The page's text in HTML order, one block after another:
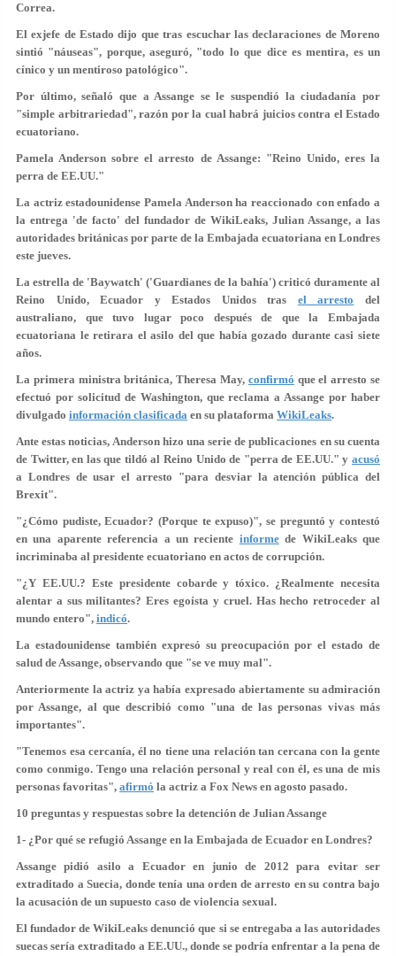
Correa.
El exjefe de Estado dijo que tras escuchar las declaraciones de Moreno
sintió "náuseas", porque, aseguró, "todo lo que dice es mentira, es un
cínico y un mentiroso patológico".
Por último, señaló que a Assange se le suspendió la ciudadanía por
"simple arbitrariedad", razón por la cual habrá juicios contra el Estado
ecuatoriano.
Pamela Anderson sobre el arresto de Assange: "Reino Unido, eres la
perra de EE.UU."
La actriz estadounidense Pamela Anderson ha reaccionado con enfado a
la entrega 'de facto' del fundador de WikiLeaks, Julian Assange, a las
autoridades británicas por parte de la Embajada ecuatoriana en Londres
este jueves.
La estrella de 'Baywatch' ('Guardianes de la bahía') criticó duramente al
Reino Unido, Ecuador y Estados Unidos tras el arresto del
australiano, que tuvo lugar poco después de que la Embajada
ecuatoriana le retirara elasilo del que había gozado durante casi siete
años.
La primera ministra británica, Theresa May, confirmó que el arresto se
efectuó por solicitud de Washington, que reclama a Assange por haber
divulgado información clasificada en su plataforma WikiLeaks.
Ante estas noticias, Anderson hizo una serie de publicaciones en su cuenta
de Twitter, en las que tildó al Reino Unido de "perra de EE.UU." yacusó
a Londres de usar el arresto "para desviar la atención pública del
Brexit".
"¿Cómo pudiste, Ecuador? (Porque te expuso)", se preguntó y contestó
en una aparente referencia a un reciente informede WikiLeaks que
incriminaba al presidente ecuatoriano en actos de corrupción.
"¿Y EE.UU.? Este presidente cobarde y tóxico. ¿Realmente necesita
alentar a sus militantes? Eres egoísta y cruel. Has hecho retroceder al
mundo entero", indicó.
La estadounidense también expresó su preocupación por el estado de
salud de Assange, observando que "se ve muy mal".
Anteriormente la actriz ya había expresado abiertamente su admiración
por Assange, al que describió como "una de las personas vivas más
importantes".
"Tenemos esa cercanía, él no tiene una relación tan cercana con la gente
como conmigo.Tengo una relación personal y real con él, es una de mis
personas favoritas", afirmó la actriz a Fox News en agosto pasado.
10 preguntas y respuestas sobre la detención de Julian Assange
1- ¿Por qué se refugió Assange en la Embajada de Ecuador en Londres?
Assange pidió asilo a Ecuador en junio de 2012 para evitar ser
extraditado a Suecia, donde tenía una orden de arresto en su contra bajo
la acusación de un supuesto caso de violencia sexual.
El fundador de WikiLeaks denunció que si se entregaba a las autoridades
suecas sería extraditado a EE.UU., donde se podría enfrentar a la pena de